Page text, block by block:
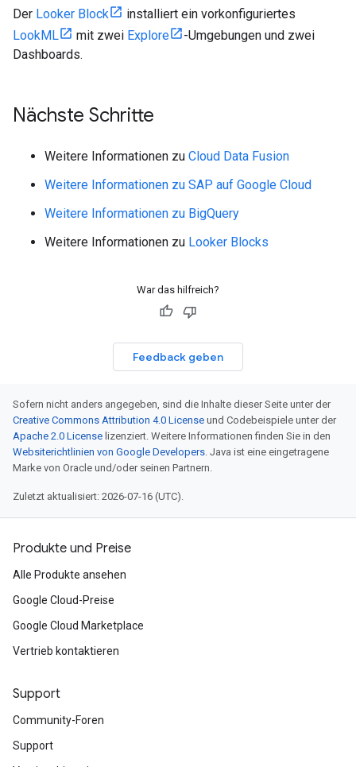
Der Looker Block
installiert ein vorkonfiguriertes
LookML
mit zwei Explore
-Umgebungen und zwei
Dashboards.
Nächste Schritte
Weitere Informationen zu Cloud Data Fusion
Weitere Informationen zu SAP auf Google Cloud
Weitere Informationen zu BigQuery
Weitere Informationen zu Looker Blocks
War das hilfreich?
Feedback geben
Sofern nicht anders angegeben, sind die Inhalte dieser Seite unter der
Creative Commons Attribution 4.0 License und Codebeispiele unter der
Apache 2.0 License lizenziert. Weitere Informationen finden Sie in den
Websiterichtlinien von Google Developers. Java ist eine eingetragene
Marke von Oracle und/oder seinen Partnern.
Zuletzt aktualisiert: 2026-07-16 (UTC).
Produkte und Preise
Alle Produkte ansehen
Google Cloud-Preise
Google Cloud Marketplace
Vertrieb kontaktieren
Support
Community-Foren
Support